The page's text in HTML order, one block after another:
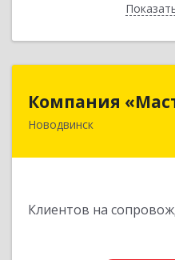
Компания
Новодвинск
Клиентов на
164902,